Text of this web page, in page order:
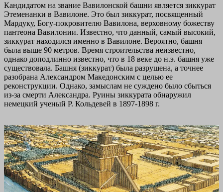
Кандидатом на звание Вавилонской башни является зиккурат
Этеменанки в Вавилоне. Это был зиккурат, посвященный
Мардуку, Богу-покровителю Вавилона, верховному божеству
пантеона Вавилонии. Известно, что данный, самый высокий,
зиккурат находился именно в Вавилоне. Вероятно, башня
была выше 90 метров. Время строительства неизвестно,
однако доподлинно известно, что в 18 веке до н.э. башня уже
существовала. Башня (зиккурат) была разрушена, а точнее
разобрана Александром Македонским с целью ее
реконструкции. Однако, замыслам не суждено было сбыться
из-за смерти Александра. Руины зиккурата обнаружил
немецкий ученый Р. Кольдевей в 1897-1898 г.